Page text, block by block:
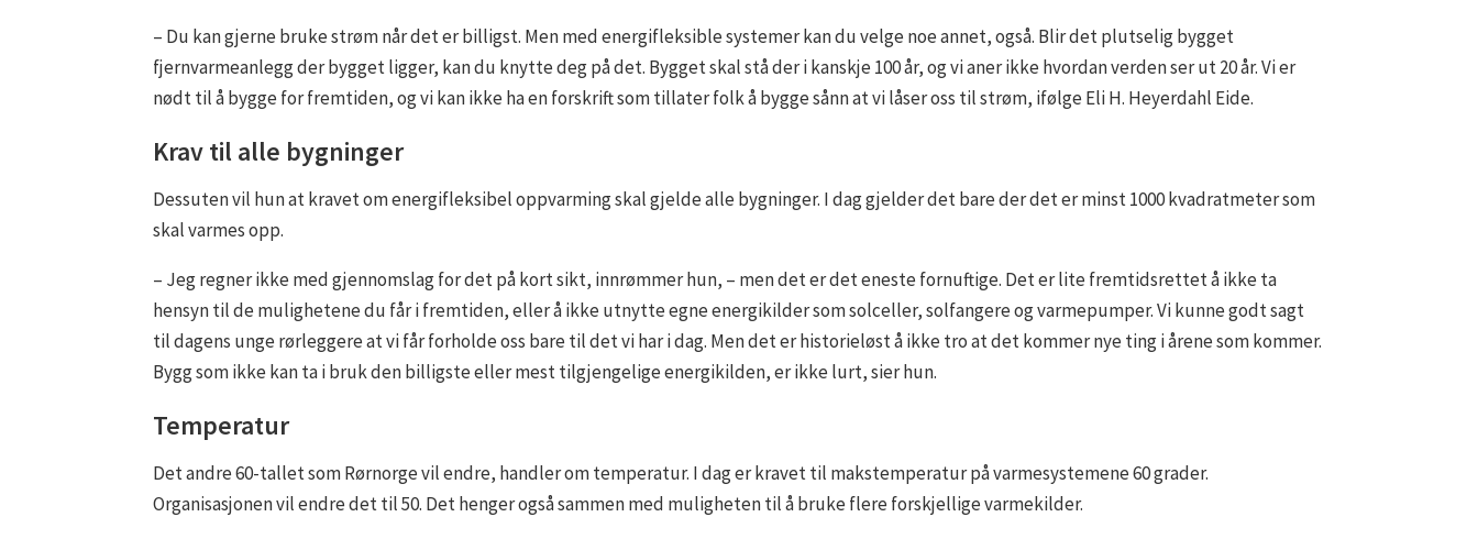
– Du kan gjerne bruke strøm når det er billigst. Men med energifleksible systemer kan du velge noe annet, også. Blir det plutselig bygget
fjernvarmeanlegg der bygget ligger, kan du knytte deg på det. Bygget skal stå der i kanskje 100 år, og vi aner ikke hvordan verden ser ut 20 år. Vi er
nødt til å bygge for fremtiden, og vi kan ikke ha en forskrift som tillater folk å bygge sånn at vi låser oss til strøm, ifølge Eli H. Heyerdahl Eide.
Krav til alle bygninger
Dessuten vil hun at kravet om energifleksibel oppvarming skal gjelde alle bygninger. I dag gjelder det bare der det er minst 1000 kvadratmeter som
skal varmes opp.
– Jeg regner ikke med gjennomslag for det på kort sikt, innrømmer hun, – men det er det eneste fornuftige. Det er lite fremtidsrettet å ikke ta
hensyn til de mulighetene du får i fremtiden, eller å ikke utnytte egne energikilder som solceller, solfangere og varmepumper. Vi kunne godt sagt
til dagens unge rørleggere at vi får forholde oss bare til det vi har i dag. Men det er historieløst å ikke tro at det kommer nye ting i årene som kommer.
Bygg som ikke kan ta i bruk den billigste eller mest tilgjengelige energikilden, er ikke lurt, sier hun.
Temperatur
Det andre 60-tallet som Rørnorge vil endre, handler om temperatur. I dag er kravet til makstemperatur på varmesystemene 60 grader.
Organisasjonen vil endre det til 50. Det henger også sammen med muligheten til å bruke flere forskjellige varmekilder.